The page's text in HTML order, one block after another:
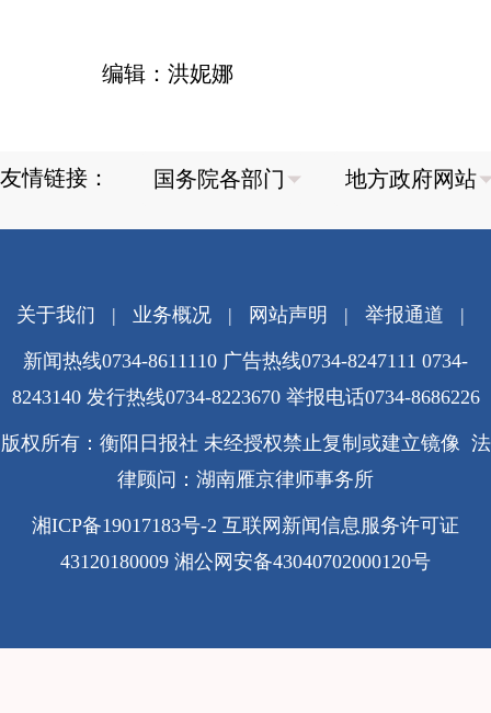
编辑：洪妮娜
友情链接：
关于我们 | 业务概况| 网站声明 | 举报通道 |
新闻热线0734-8611110 广告热线0734-8247111 0734-
8243140 发行热线0734-8223670 举报电话0734-8686226
版权所有：衡阳日报社 未经授权禁止复制或建立镜像 法
律顾问：湖南雁京律师事务所
湘ICP备19017183号-2 互联网新闻信息服务许可证
43120180009 湘公网安备43040702000120号